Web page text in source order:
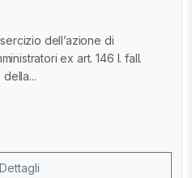
dell’azione di
ex art. 146 l. fall.
Dettagli